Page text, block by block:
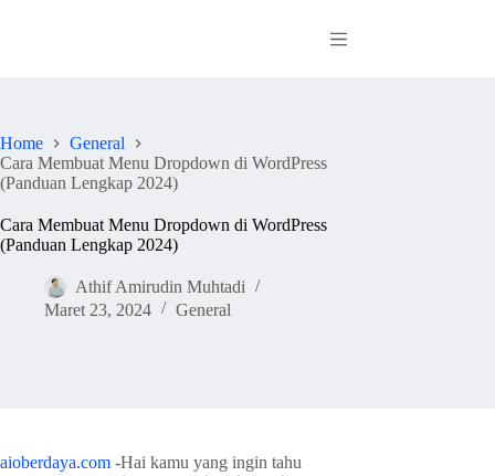
Home
General
Cara Membuat Menu Dropdown di WordPress
(Panduan Lengkap 2024)
Cara Membuat Menu Dropdown di WordPress
(Panduan Lengkap 2024)
Athif Amirudin Muhtadi
Maret 23, 2024
General
aioberdaya.com -Hai kamu yang ingin tahu